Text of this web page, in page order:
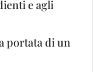
e agli
portata di un